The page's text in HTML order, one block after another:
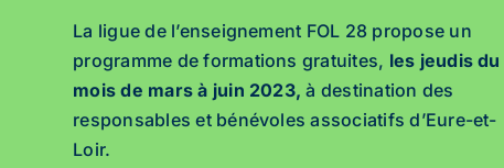
La ligue de l’enseignement FOL 28 propose un
programme de formations gratuites, les jeudis du
mois de mars à juin 2023, à destination des
responsables et bénévoles associatifs d’Eure-et-
Loir.